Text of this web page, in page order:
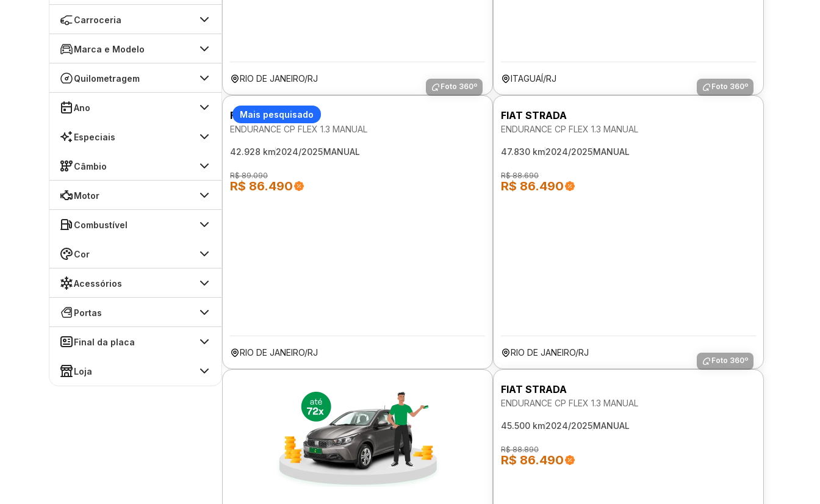
Carroceria
Marca e Modelo
Quilometragem
Ano
Especiais
Câmbio
Motor
Combustível
Cor
Acessórios
Portas
Final da placa
Loja
RIO DE JANEIRO/RJ ITAGUAÍ/RJ
Mais pesquisado
Foto 360º
FIAT STRADA
ENDURANCE CP FLEX 1.3 MANUAL
42.928 km2024/2025MANUAL
R$ 89.090
R$ 86.490
RIO DE JANEIRO/RJ
Foto 360º
FIAT STRADA
ENDURANCE CP FLEX 1.3 MANUAL
47.830 km2024/2025MANUAL
R$ 88.690
R$ 86.490
RIO DE JANEIRO/RJ
Foto 360º
FIAT STRADA
ENDURANCE CP FLEX 1.3 MANUAL
45.500 km2024/2025MANUAL
R$ 88.890
R$ 86.490